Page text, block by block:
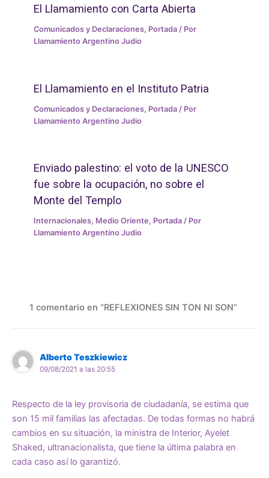
El Llamamiento con Carta Abierta
Comunicados y Declaraciones, Portada / Por
Llamamiento Argentino Judio
El Llamamiento en el Instituto Patria
Comunicados y Declaraciones, Portada / Por
Llamamiento Argentino Judio
Enviado palestino: el voto de la UNESCO
fue sobre la ocupación, no sobre el
Monte del Templo
Internacionales, Medio Oriente, Portada / Por
Llamamiento Argentino Judio
1 comentario en “REFLEXIONES SIN TON NI SON”
Alberto Teszkiewicz
09/08/2021 a las 20:55
Respecto de la ley provisoria de ciudadanía, se estima que
son 15 mil familias las afectadas. De todas formas no habrá
cambios en su situación, la ministra de Interior, Ayelet
Shaked, ultranacionalista, que tiene la última palabra en
cada caso así lo garantizó.